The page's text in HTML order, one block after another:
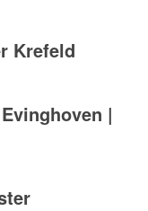
Krefeld
|